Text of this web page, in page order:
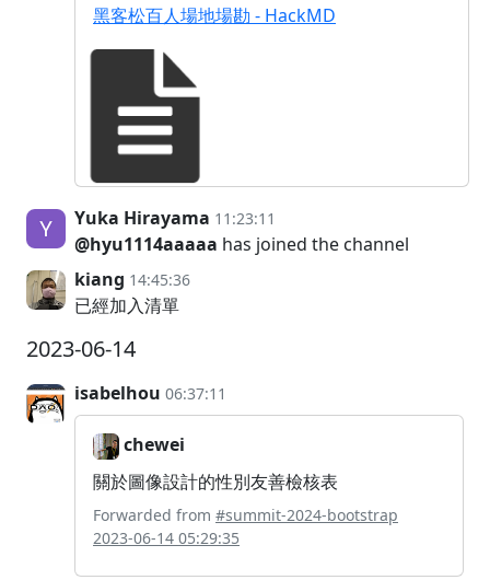
黑客松百人場地場勘 - HackMD
Yuka Hirayama 11:23:11
@hyu1114aaaaa has joined the channel
kiang 14:45:36
已經加入清單
2023-06-14
isabelhou 06:37:11
chewei
關於圖像設計的性別友善檢核表
Forwarded from #summit-2024-bootstrap
2023-06-14 05:29:35